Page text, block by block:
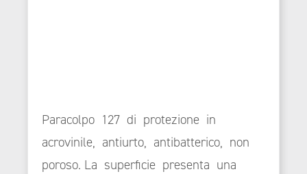
Paracolpo 127 di protezione in
acrovinile, antiurto, antibatterico, non
poroso. La superficie presenta una